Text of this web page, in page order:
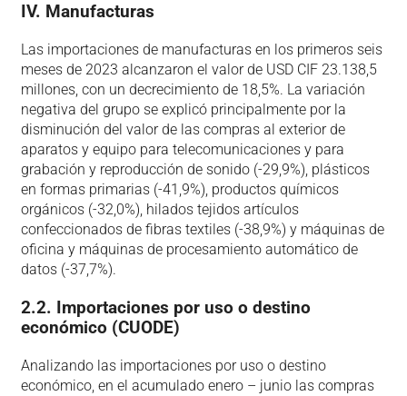
IV. Manufacturas
Las importaciones de manufacturas en los primeros seis
meses de 2023 alcanzaron el valor de USD CIF 23.138,5
millones, con un decrecimiento de 18,5%. La variación
negativa del grupo se explicó principalmente por la
disminución del valor de las compras al exterior de
aparatos y equipo para telecomunicaciones y para
grabación y reproducción de sonido (-29,9%), plásticos
en formas primarias (-41,9%), productos químicos
orgánicos (-32,0%), hilados tejidos artículos
confeccionados de fibras textiles (-38,9%) y máquinas de
oficina y máquinas de procesamiento automático de
datos (-37,7%).
2.2. Importaciones por uso o destino
económico (CUODE)
Analizando las importaciones por uso o destino
económico, en el acumulado enero – junio las compras